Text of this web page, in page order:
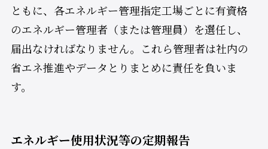
ともに、各エネルギー管理指定工場ごとに有資格
のエネルギー管理者（または管理員）を選任し、
届出なければなりません。これら管理者は社内の
省エネ推進やデータとりまとめに責任を負いま
す。
エネルギー使用状況等の定期報告